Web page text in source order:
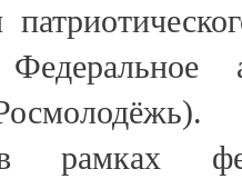
рамках